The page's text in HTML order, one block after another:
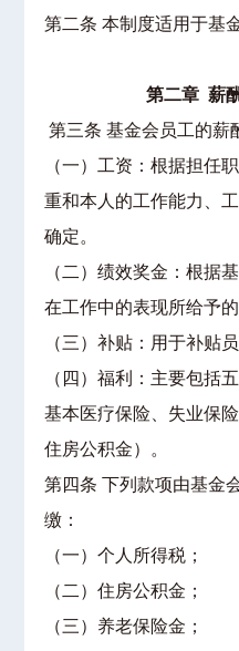
第二条 本制度适用于基
第二章 薪
第三条 基金会员工的薪
（一）工资：根据担任
重和本人的工作能力、
确定。
（二）绩效奖金：根据
在工作中的表现所给予的
（三）补贴：用于补贴
（四）福利：主要包括
基本医疗保险、失业保
住房公积金）。
第四条 下列款项由基金
缴：
（一）个人所得税；
（二）住房公积金；
（三）养老保险金；